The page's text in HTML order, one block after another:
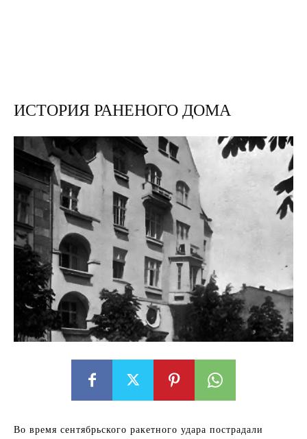
ИСТОРИЯ РАНЕНОГО ДОМА
Во время сентябрьского ракетного удара пострадали